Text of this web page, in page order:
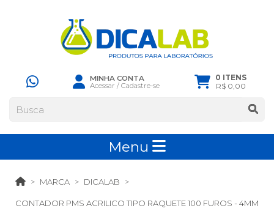
MINHA CONTA
Acessar /Cadastre-se
0 ITENS
R$ 0,00
Menu
MARCA DICALAB
CONTADOR PMS ACRILICO TIPO RAQUETE 100 FUROS - 4MM